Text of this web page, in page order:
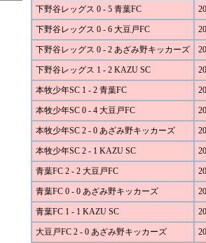
下野谷レッグス 0 - 5 青葉FC
下野谷レッグス 0 - 6 大豆戸FC
下野谷レッグス 0 - 2 あざみ野キッカーズ
下野谷レッグス 1 - 2 KAZU SC
本牧少年SC 1 - 2 青葉FC
本牧少年SC 0 - 4 大豆戸FC
本牧少年SC 2 - 0 あざみ野キッカーズ
本牧少年SC 2 - 1 KAZU SC
青葉FC 2 - 2 大豆戸FC
青葉FC 0 - 0 あざみ野キッカーズ
青葉FC 1 - 1 KAZU SC
大豆戸FC 2 - 0 あざみ野キッカーズ